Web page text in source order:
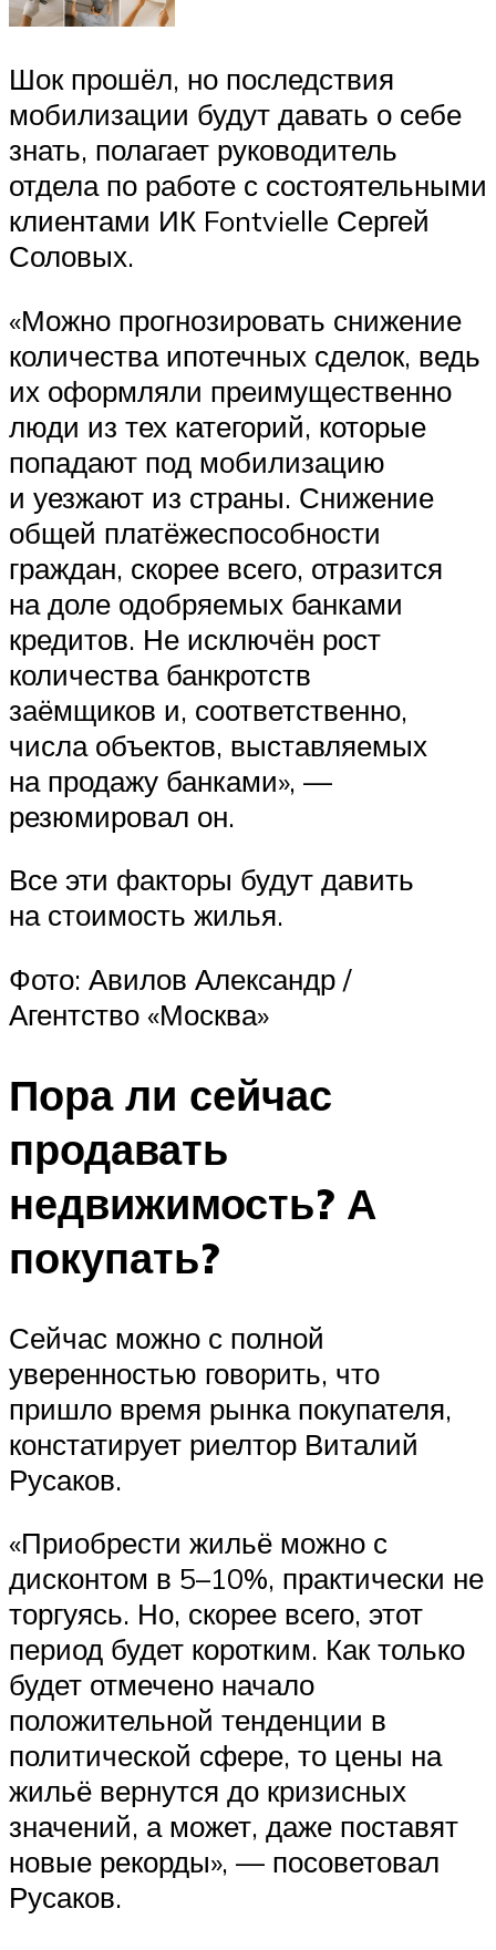
Шок прошёл, но последствия
мобилизации будут давать о себе
знать, полагает руководитель
отдела по работе с состоятельными
клиентами ИК Fontvielle Сергей
Соловых.
«Можно прогнозировать снижение
количества ипотечных сделок, ведь
их оформляли преимущественно
люди из тех категорий, которые
попадают под мобилизацию
и уезжают из страны. Снижение
общей платёжеспособности
граждан, скорее всего, отразится
на доле одобряемых банками
кредитов. Не исключён рост
количества банкротств
заёмщиков и, соответственно,
числа объектов, выставляемых
на продажу банками», —
резюмировал он.
Все эти факторы будут давить
на стоимость жилья.
Фото: Авилов Александр /
Агентство «Москва»
Пора ли сейчас
продавать
недвижимость? А
покупать?
Сейчас можно с полной
уверенностью говорить, что
пришло время рынка покупателя,
констатирует риелтор Виталий
Русаков.
«Приобрести жильё можно с
дисконтом в 5–10%, практически не
торгуясь. Но, скорее всего, этот
период будет коротким. Как только
будет отмечено начало
положительной тенденции в
политической сфере, то цены на
жильё вернутся до кризисных
значений, а может, даже поставят
новые рекорды», — посоветовал
Русаков.